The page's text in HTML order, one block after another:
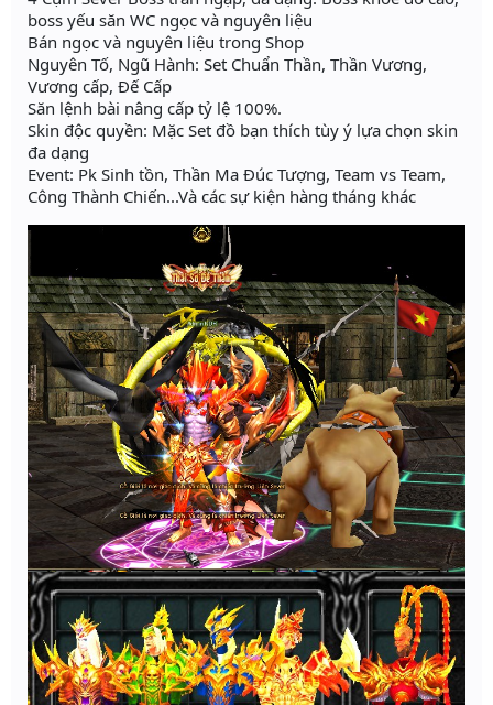
boss yếu săn WC ngọc và nguyên liệu
Bán ngọc và nguyên liệu trong Shop
Nguyên Tố, Ngũ Hành: Set Chuẩn Thần, Thần Vương,
Vương cấp, Đế Cấp
Săn lệnh bài nâng cấp tỷ lệ 100%.
Skin độc quyền: Mặc Set đồ bạn thích tùy ý lựa chọn skin
đa dạng
Event: Pk Sinh tồn, Thần Ma Đúc Tượng, Team vs Team,
Công Thành Chiến...Và các sự kiện hàng tháng khác